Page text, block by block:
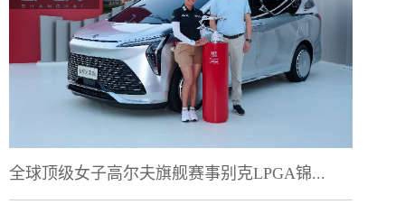
全球顶级女子高尔夫旗舰赛事别克LPGA锦...